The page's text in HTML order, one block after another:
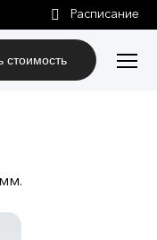
стоимость